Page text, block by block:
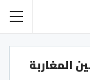
المغاربة